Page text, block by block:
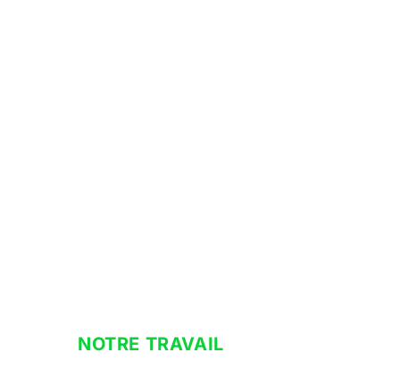
NOTRE TRAVAIL